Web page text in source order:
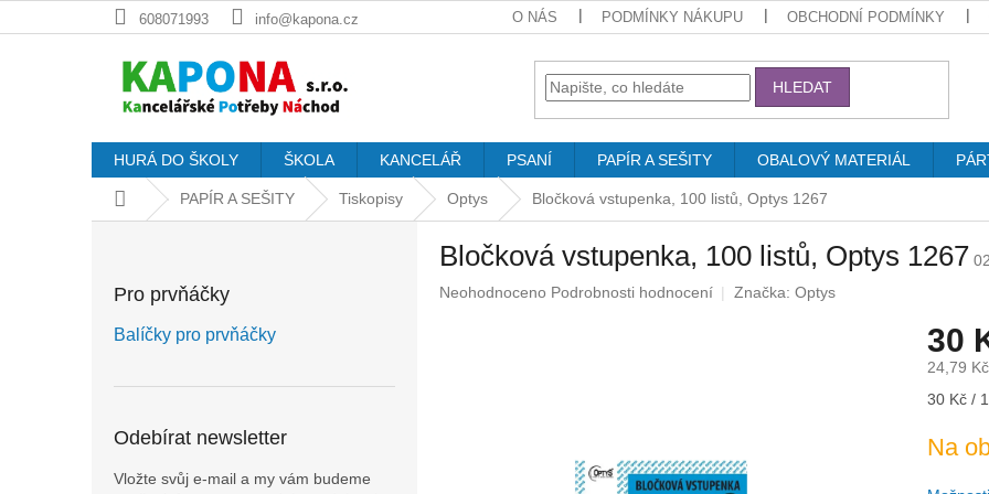
na
608071993 info@kapona.cz O NÁS PODMÍNKY NÁKUPU OBCHODNÍ PODMÍNKY
HLEDAT
HURÁ DO ŠKOLY ŠKOLA KANCELÁŘ PSANÍ PAPÍR A SEŠITY OBALOVÝ MATERIÁL
Domů PAPÍR A SEŠITY Tiskopisy Optys Bločková vstupenka, 100 listů, Optys 1267
Pro prvňáčky
Balíčky pro prvňáčky
Odebírat newsletter
Vložte svůj e-mail a my vám budeme
Bločková vstupenka, 100 listů, Optys 1267
Průměrné
Neohodnoceno Podrobnosti hodnocení Značka: Optys
30
24,79
Měrná
30 Kč /
Na